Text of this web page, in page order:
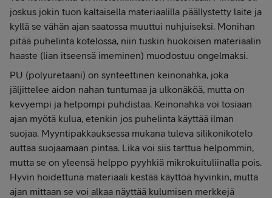
joskus jokin tuon kaltaisella materiaalilla päällystetty laite ja
kyllä se vähän ajan saatossa muuttui nuhjuiseksi. Monihan
pitää puhelinta kotelossa, niin tuskin huokoisen materiaalin
haaste (lian itseensä imeminen) muodostuu ongelmaksi.
PU (polyuretaani) on synteettinen keinonahka, joka
jäljittelee aidon nahan tuntumaa ja ulkonäköä, mutta on
kevyempi ja helpompi puhdistaa. Keinonahka voi tosiaan
ajan myötä kulua, etenkin jos puhelinta käyttää ilman
suojaa. Myyntipakkauksessa mukana tuleva silikonikotelo
auttaa suojaamaan pintaa. Lika voi siis tarttua helpommin,
mutta se on yleensä helppo pyyhkiä mikrokuituliinalla pois.
Hyvin hoidettuna materiaali kestää käyttöä hyvinkin, mutta
ajan mittaan se voi alkaa näyttää kulumisen merkkejä